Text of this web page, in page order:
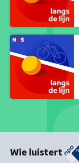
Wie luistert